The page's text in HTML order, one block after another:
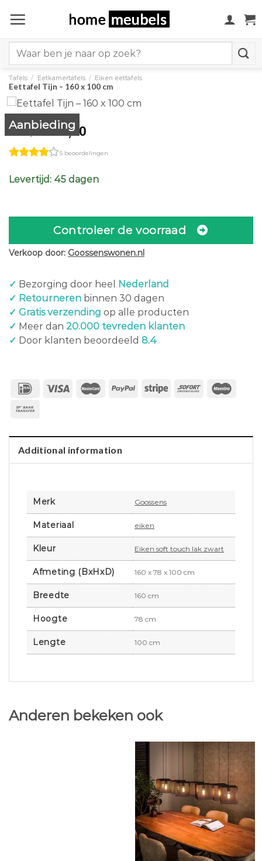
naar
for:
Tafels / Eetkamertafels / Eiken eettafels
Eettafel Tijn – 160 x 100 cm
Aanbieding
Original
price
was:
€1.099,00.
989,00
is:
5 beoordelingen
Levertijd: 45 dagen
Controleer de voorraad
Verkoop door: Goossenswonen.nl
✓ Bezorging door heel
Nederland
✓ Retourneren binnen 30 dagen
✓ Gratis verzending op alle producten
✓ Meer dan 20.000 tevreden klanten
✓ Door klanten beoordeeld 8.4
Additional information
Merk Goossens
Materiaal eiken
Kleur Eiken soft touch lak zwart
Afmeting (BxHxD) 160 x 78 x 100 cm
Breedte 160 cm
Hoogte 78 cm
Lengte 100 cm
Anderen bekeken ook